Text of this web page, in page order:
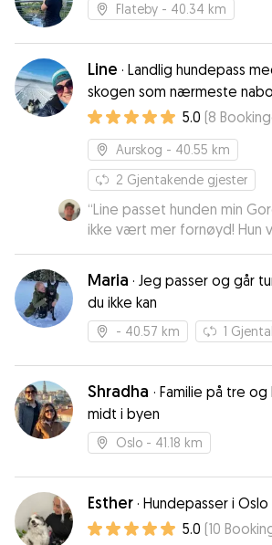
Flateby - 40.34 km
Line · Landlig hundepass
skogen som nærmeste nabo
5.0 (8
Aurskog - 40.55 km
2 Gjentakende gjester
“Line passet hunden min
ikke vært mer fornøyd! Hun
omsorgsfull og hadde
med Gordon fra første
helt trygg på at han var i
var tydelig at han trivdes
kan varmt anbefale Line til
Maria · Jeg passer og går
du ikke kan
- 40.57 km 1
Shradha · Familie på tre
midt i byen
Oslo - 41.18 km
Esther · Hundepasser i Oslo
5.0 (10